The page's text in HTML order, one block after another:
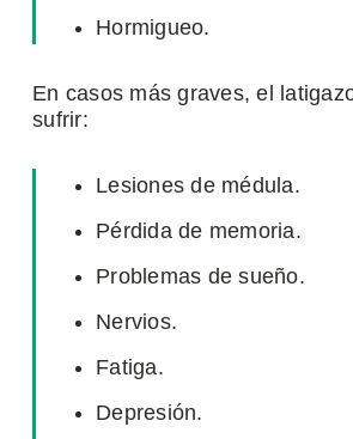
Hormigueo.
En casos más graves, el
sufrir:
Lesiones de médula.
Pérdida de memoria.
Problemas de sueño.
Nervios.
Fatiga.
Depresión.